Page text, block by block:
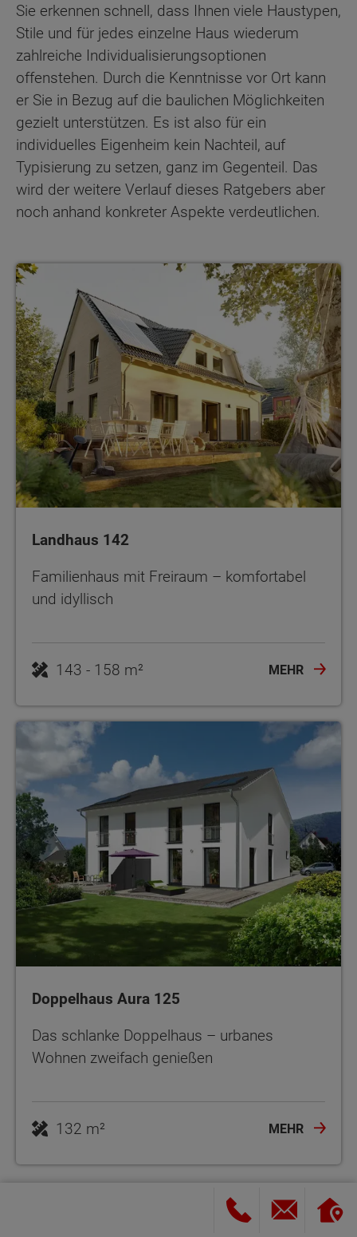
Sie erkennen schnell, dass Ihnen viele Haustypen,
Stile und für jedes einzelne Haus wiederum
zahlreiche Individualisierungsoptionen
offenstehen. Durch die Kenntnisse vor Ort kann
er Sie in Bezug auf die baulichen Möglichkeiten
gezielt unterstützen. Es ist also für ein
individuelles Eigenheim kein Nachteil, auf
Typisierung zu setzen, ganz im Gegenteil. Das
wird der weitere Verlauf dieses Ratgebers aber
noch anhand konkreter Aspekte verdeutlichen.
Landhaus 142
Familienhaus mit Freiraum – komfortabel
und idyllisch
143 - 158 m² MEHR
Doppelhaus Aura 125
Das schlanke Doppelhaus – urbanes
Wohnen zweifach genießen
132 m² MEHR
Architektenhaus planen: Grundriss,